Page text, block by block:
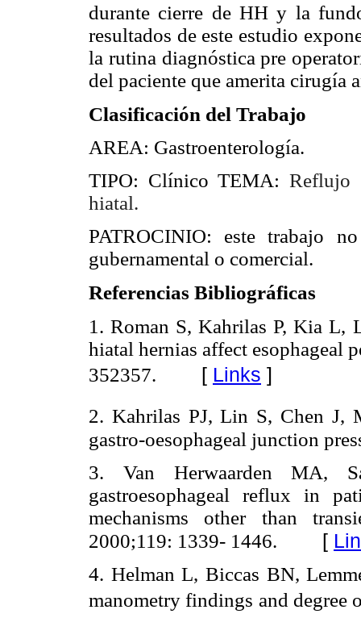
durante cierre de HH y la
resultados de este estudio
la rutina diagnóstica pre
del paciente que amerita cirugía
Clasificación del Trabajo
AREA: Gastroenterología.
TIPO: Clínico TEMA: Reflujo
hiatal.
PATROCINIO: este trabajo
gubernamental o comercial.
Referencias Bibliográficas
1. Roman S, Kahrilas P, Kia L,
hiatal hernias affect esophageal
352357. [ Links ]
2. Kahrilas PJ, Lin S, Chen J,
gastro-oesophageal junction
3. Van Herwaarden MA,
gastroesophageal reflux in
mechanisms other than
2000;119: 1339- 1446. [
4. Helman L, Biccas BN,
manometry findings and degree